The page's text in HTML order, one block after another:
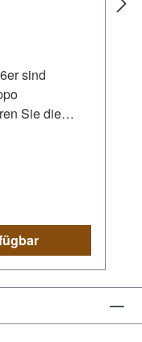
sind
Sie die
nicht,
ist.Es könnte
Sie in